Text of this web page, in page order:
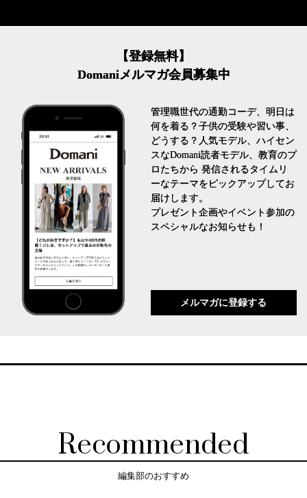
【登録無料】
Domaniメルマガ会員募集中
管理職世代の通勤コーデ、明日は
何を着る？子供の受験や習い事、
どうする？人気モデル、ハイセン
スなDomani読者モデル、教育のプ
ロたちから 発信されるタイムリ
ーなテーマをピックアップしてお
届けします。
プレゼント企画やイベント参加の
スペシャルなお知らせも！
メルマガに登録する
Recommended
編集部のおすすめ